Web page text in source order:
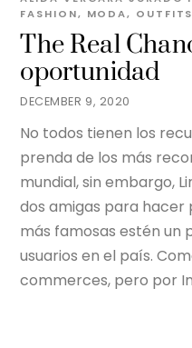
DECEMBER 9, 2020
The Real
oportunidad
FASHION, MODA,
No todos tienen los
prenda de los más
mundial, sin embargo,
dos amigas para hacer
más famosas estén un
usuarios en el país.
commerces, pero por